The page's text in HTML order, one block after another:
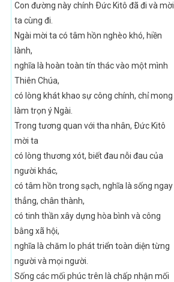
Con đường này chính Ðức Kitô đã đi và mời
ta cùng đi.
Ngài mời ta có tâm hồn nghèo khó, hiền
lành,
nghĩa là hoàn toàn tín thác vào một mình
Thiên Chúa,
có lòng khát khao sự công chính, chỉ mong
làm trọn ý Ngài.
Trong tương quan với tha nhân, Ðức Kitô
mời ta
có lòng thương xót, biết đau nỗi đau của
người khác,
có tâm hồn trong sạch, nghĩa là sống ngay
thẳng, chân thành,
có tinh thần xây dựng hòa bình và công
bằng xã hội,
nghĩa là chăm lo phát triển toàn diện từng
người và mọi người.
Sống các mối phúc trên là chấp nhận mối